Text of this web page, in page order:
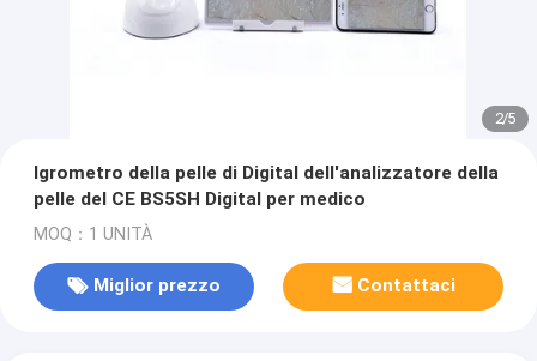
2/5
Igrometro della pelle di Digital dell'analizzatore della
pelle del CE BS5SH Digital per medico
MOQ：1 UNITÀ
Miglior prezzo Contattaci